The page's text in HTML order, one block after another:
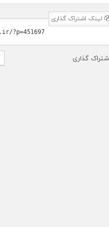
لینک اشتراک گذاری
گذاری